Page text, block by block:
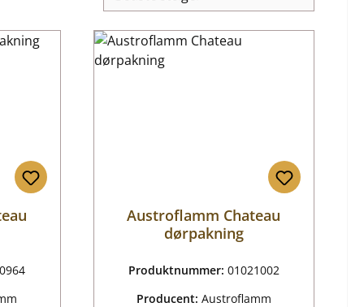
Austroflamm Chateau
dørpakning
Produktnummer: 01021002
Producent: Austroflamm